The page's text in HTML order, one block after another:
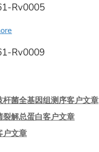
Rv0005
Rv0009
杆菌全基因组测序客户文章
裂解总蛋白客户文章
户文章